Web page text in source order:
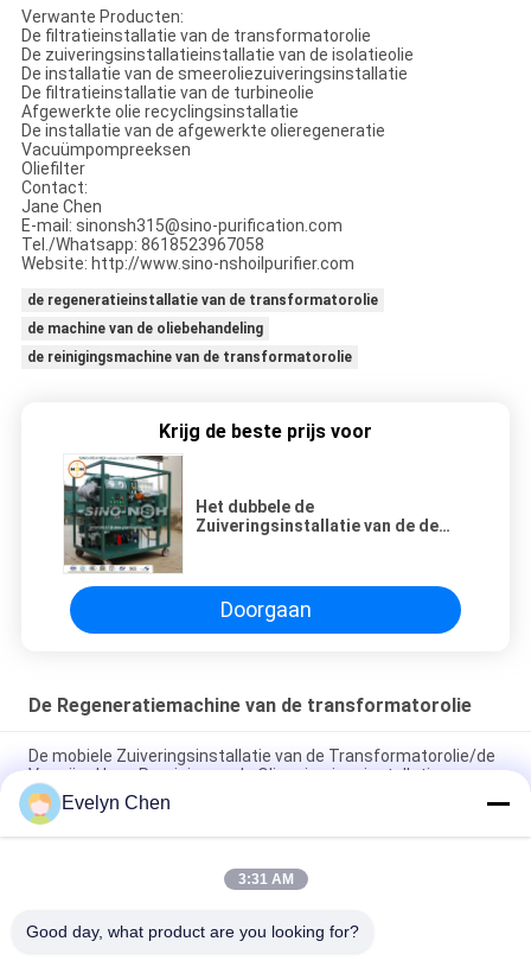
Verwante Producten:
De filtratieinstallatie van de transformatorolie
De zuiveringsinstallatieinstallatie van de isolatieolie
De installatie van de smeeroliezuiveringsinstallatie
De filtratieinstallatie van de turbineolie
Afgewerkte olie recyclingsinstallatie
De installatie van de afgewerkte olieregeneratie
Vacuümpompreeksen
Oliefilter
Contact:
Jane Chen
E-mail: sinonsh315@sino-purification.com
Tel./Whatsapp: 8618523967058
Website: http://www.sino-nshoilpurifier.com
de regeneratieinstallatie van de transformatorolie
de machine van de oliebehandeling
de reinigingsmachine van de transformatorolie
Krijg de beste prijs voor
Het dubbele de
Zuiveringsinstallatie van de de
Ontgassen
Doorgaan
De Regeneratiemachine van de transformatorolie
De mobiele Zuiveringsinstallatie van de Transformatorolie/de
Vacuüm Hoge Precisie van de Oliezuiveringsinstallatie
18000LPH de Regeneratiemachine van de transformatorolie
met Aanhangwagen
Van de de Oliebehandeling van de olieregeneratie de Machine
Evelyn Chen
3:31 AM
Good day, what product are you looking for?